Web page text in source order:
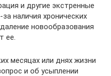
и другие экстренные
наличия хронических
новообразования
ее.
месяцах или днях жизни
и об усыплении